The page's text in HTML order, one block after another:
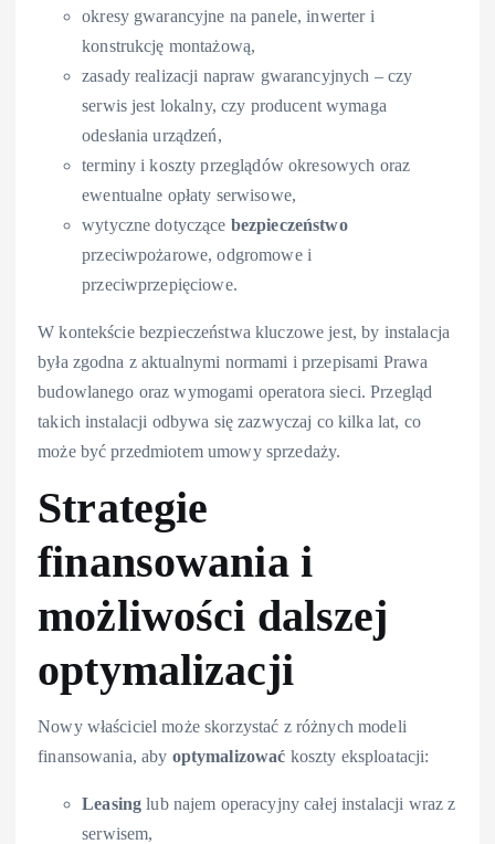
okresy gwarancyjne na panele, inwerter i
konstrukcję montażową,
zasady realizacji napraw gwarancyjnych – czy
serwis jest lokalny, czy producent wymaga
odesłania urządzeń,
terminy i koszty przeglądów okresowych oraz
ewentualne opłaty serwisowe,
wytyczne dotyczące bezpieczeństwo
przeciwpożarowe, odgromowe i
przeciwprzepięciowe.
W kontekście bezpieczeństwa kluczowe jest, by instalacja
była zgodna z aktualnymi normami i przepisami Prawa
budowlanego oraz wymogami operatora sieci. Przegląd
takich instalacji odbywa się zazwyczaj co kilka lat, co
może być przedmiotem umowy sprzedaży.
Strategie
finansowania i
możliwości dalszej
optymalizacji
Nowy właściciel może skorzystać z różnych modeli
finansowania, aby optymalizować koszty eksploatacji:
Leasing lub najem operacyjny całej instalacji wraz z
serwisem,